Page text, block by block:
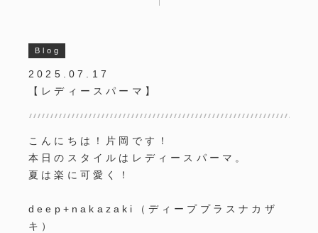
Blog
2025.07.17
【レディースパーマ】
こんにちは！片岡です！
本日のスタイルはレディースパーマ。
夏は楽に可愛く！
deep+nakazaki（ディーププラスナカザ
キ）